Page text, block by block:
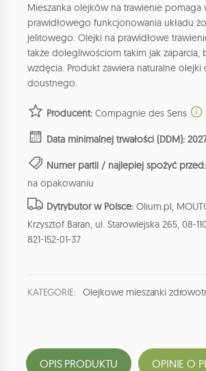
Mieszanka olejków na trawienie pomaga
prawidłowego funkcjonowania układu
jelitowego. Olejki na prawidłowe
także dolegliwościom takim jak zaparcia,
wzdęcia. Produkt zawiera naturalne
doustnego.
Producent: Compagnie des Sens
Data minimalnej trwałości (DDM):
Numer partii / najlepiej spożyć przed:
na opakowaniu
Dytrybutor w Polsce: Olium.pl,
Krzysztof Baran, ul. Starowiejska 265, 08-
821-152-01-37
KATEGORIE: Olejkowe mieszanki
OPIS PRODUKTU OPINIE O